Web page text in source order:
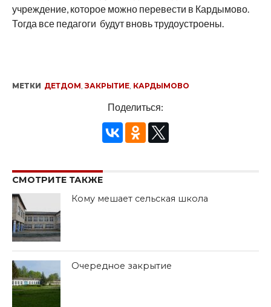
учреждение, которое можно перевести в Кардымово.
Тогда все педагоги будут вновь трудоустроены.
МЕТКИ ДЕТДОМ, ЗАКРЫТИЕ, КАРДЫМОВО
Поделиться:
СМОТРИТЕ ТАКЖЕ
Кому мешает сельская школа
Очередное закрытие